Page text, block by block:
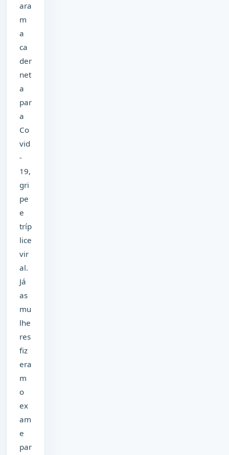
ara
m
a
ca
der
net
a
par
a
Co
vid
-
19,
gri
pe
e
tríp
lice
vir
al.
Já
as
mu
lhe
res
fiz
era
m
o
ex
am
e
par